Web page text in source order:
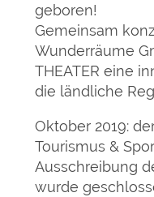
geboren!
Gemeinsam
Wunderräume
THEATER eine
die ländliche
Oktober 2019:
Tourismus &
Ausschreibung
wurde